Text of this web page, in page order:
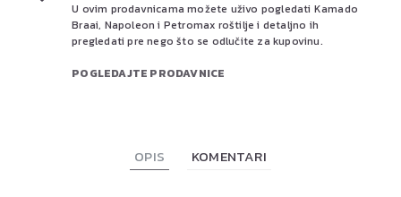
U ovim prodavnicama možete uživo pogledati Kamado
Braai, Napoleon i Petromax roštilje i detaljno ih
pregledati pre nego što se odlučite za kupovinu.
POGLEDAJTE PRODAVNICE
OPIS KOMENTARI